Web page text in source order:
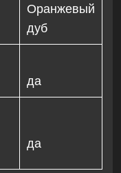
Оранжевый
дуб
да
да